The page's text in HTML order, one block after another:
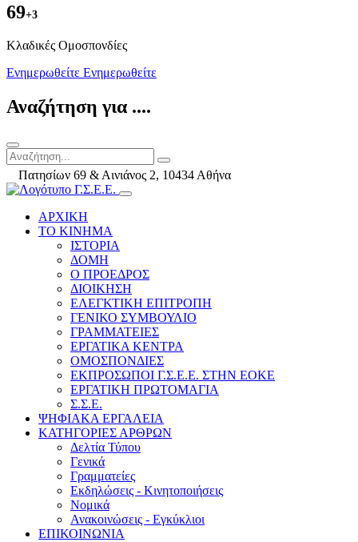
69+3
Kλαδικές Ομοσπονδίες
Ενημερωθείτε Ενημερωθείτε
Αναζήτηση για ....
Πατησίων 69 & Αινιάνος 2, 10434 Αθήνα
ΑΡΧΙΚΗ
ΤΟ ΚΙΝΗΜΑ
ΙΣΤΟΡΙΑ
ΔΟΜΗ
Ο ΠΡΟΕΔΡΟΣ
ΔΙΟΙΚΗΣΗ
ΕΛΕΓΚΤΙΚΗ ΕΠΙΤΡΟΠΗ
ΓΕΝΙΚΟ ΣΥΜΒΟΥΛΙΟ
ΓΡΑΜΜΑΤΕΙΕΣ
ΕΡΓΑΤΙΚΑ ΚΕΝΤΡΑ
ΟΜΟΣΠΟΝΔΙΕΣ
ΕΚΠΡΟΣΩΠΟΙ Γ.Σ.Ε.Ε. ΣΤΗΝ ΕΟΚΕ
ΕΡΓΑΤΙΚΗ ΠΡΩΤΟΜΑΓΙΑ
Σ.Σ.Ε.
ΨΗΦΙΑΚΑ ΕΡΓΑΛΕΙΑ
ΚΑΤΗΓΟΡΙΕΣ ΑΡΘΡΩΝ
Δελτία Τύπου
Γενικά
Γραμματείες
Εκδηλώσεις - Κινητοποιήσεις
Νομικά
Ανακοινώσεις - Εγκύκλιοι
ΕΠΙΚΟΙΝΩΝΙΑ